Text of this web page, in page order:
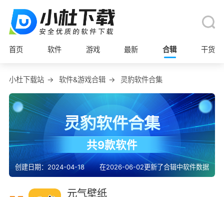
首页 软件 游戏 最新 合辑 干货
小杜下载站 → 软件&游戏合辑 → 灵豹软件合集
灵豹软件合集
共9款软件
创建日期：2024-04-18 在2026-06-02更新了合辑中软件数据
元气壁纸